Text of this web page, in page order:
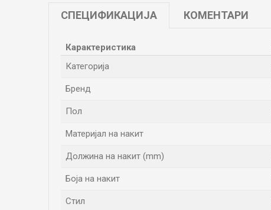
СПЕЦИФИКАЦИЈА КОМЕНТАРИ
Карактеристика
Категорија
Бренд
Пол
Материјал на накит
Должина на накит (mm)
Боја на накит
Стил